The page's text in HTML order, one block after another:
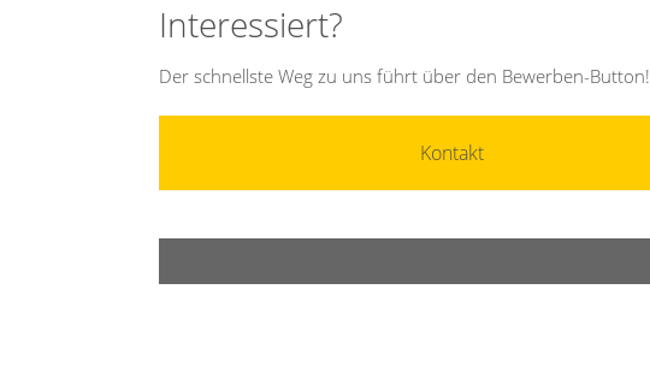
Interessiert?
Der schnellste Weg zu uns führt über den Bewerben-Button!
Kontakt